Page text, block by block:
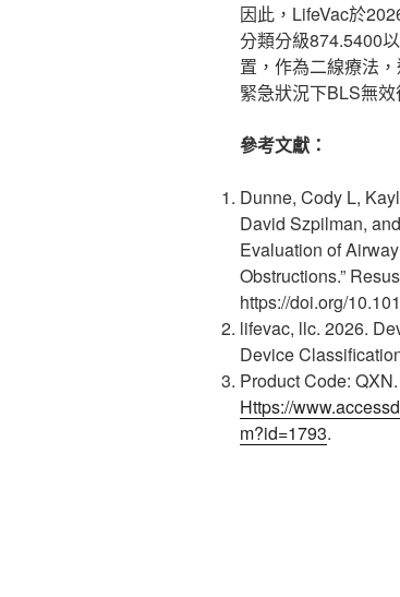
因此，LifeVac於
分類分級874.5400
置，作為二線療法
緊急狀況下BLS無
參考文獻：
Dunne, Cody L,
David Szpilman,
Evaluation of
Obstructions.”
https://doi.org/
lifevac, llc. 2026.
Device
Product Code:
Https://
m?id=1793.